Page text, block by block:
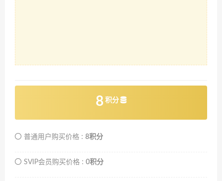
8 积分
普通用户购买价格 : 8积分
SVIP会员购买价格 : 0积分